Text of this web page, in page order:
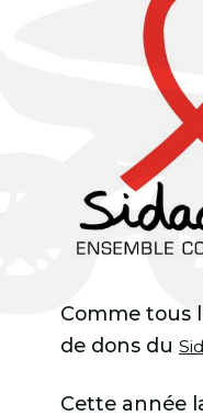
Comme tous
de dons du
Cette année